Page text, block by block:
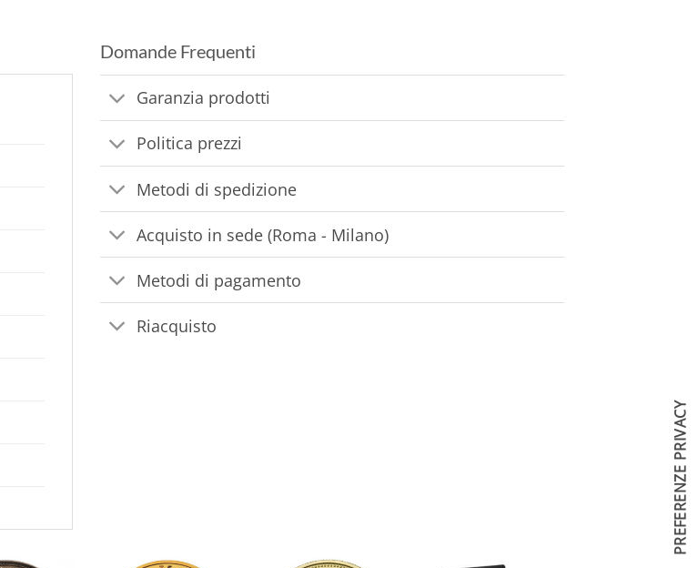
Domande Frequenti
Garanzia prodotti
Politica prezzi
Metodi di spedizione
Acquisto in sede (Roma - Milano)
Metodi di pagamento
Riacquisto